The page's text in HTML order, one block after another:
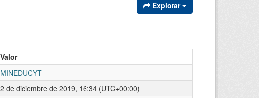
Explorar
Valor
MINEDUCYT
2 de diciembre de 2019, 16:34 (UTC+00:00)